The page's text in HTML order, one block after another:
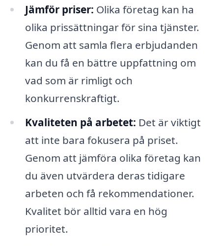
Jämför priser: Olika företag kan ha
olika prissättningar för sina tjänster.
Genom att samla flera erbjudanden
kan du få en bättre uppfattning om
vad som är rimligt och
konkurrenskraftigt.
Kvaliteten på arbetet: Det är viktigt
att inte bara fokusera på priset.
Genom att jämföra olika företag kan
du även utvärdera deras tidigare
arbeten och få rekommendationer.
Kvalitet bör alltid vara en hög
prioritet.